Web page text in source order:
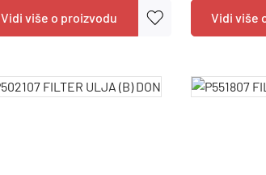
Vidi više o proizvodu Vidi više